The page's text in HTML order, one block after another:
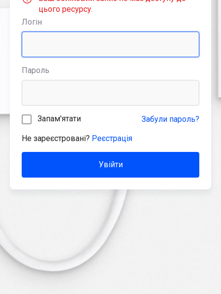
цього ресурсу.
Логін
Пароль
Запам'ятати Забули пароль?
Не зареєстровані? Реєстрація